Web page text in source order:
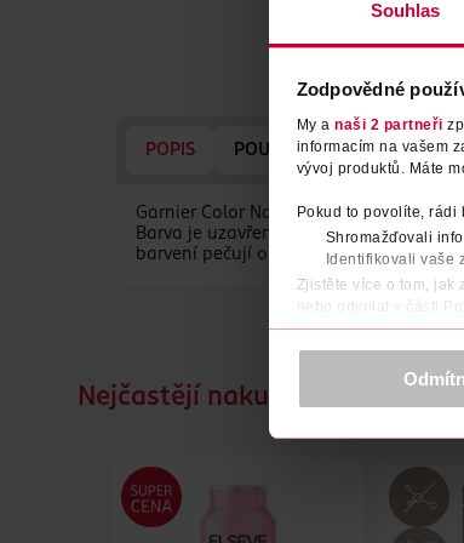
Souhlas
Zodpovědné
My a naši 2 partneři
informacím na vašem
vývoj produktů. Máte
Pokud to povolíte, rádi
Shromažďovali
Identifikovali vaše
Zjistěte více o tom, jak
nebo odvolat v části
K provozu stránek,
Děkujeme za
POPIS POUŽITÍ SLOŽENÍ
Garnier Color Naturals je vyživující
Barva je uzavřena ve vlasech a
barvení pečují o vlasy.
Nejčastějí nakupované společně